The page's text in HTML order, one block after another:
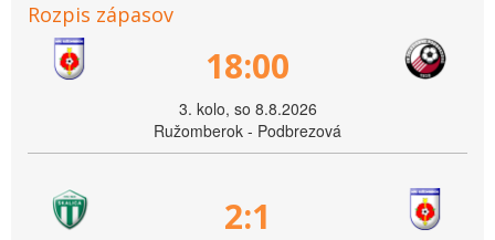
Rozpis zápasov
18:00
3. kolo, so 8.8.2026
Ružomberok - Podbrezová
2:1